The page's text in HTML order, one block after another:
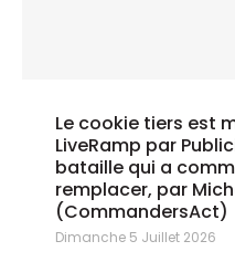
Le cookie tiers est
LiveRamp par
bataille qui a
remplacer, par
(CommandersAct)
Dimanche 5 Juillet 2026